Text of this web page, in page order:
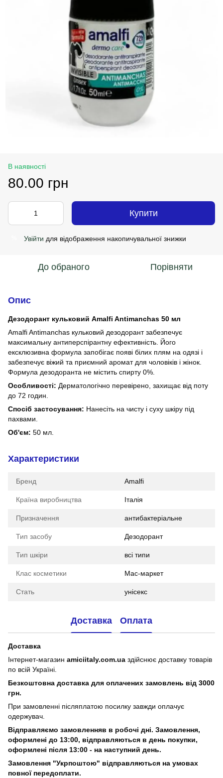
В наявності
80.00 грн
Купити
Увійти для відображення накопичувальної знижки
До обраного Порівняти
Опис
Дезодорант кульковий Amalfi Antimanchas 50 мл
Amalfi Antimanchas кульковий дезодорант забезпечує
максимальну антиперспірантну ефективність. Його
ексклюзивна формула запобігає появі білих плям на одязі і
забезпечує віжий та приємний аромат для чоловіків і жінок.
Формула дезодоранта не містить спирту 0%.
Особливості: Дерматологічно перевірено, захищає від поту
до 72 годин.
Спосіб застосування: Нанесіть на чисту і суху шкіру під
пахвами.
Об'єм: 50 мл.
Характеристики
Бренд Amalfi
Країна виробництва Італія
Призначення антибактеріальне
Тип засобу Дезодорант
Тип шкіри всі типи
Клас косметики Мас-маркет
Стать унісекс
Доставка Оплата
Доставка
Інтернет-магазин amiciitaly.com.ua здійснює доставку товарів
по всій Україні.
Безкоштовна доставка для оплачених замовлень від 3000
грн.
При замовленні післяплатою посилку завжди оплачує
одержувач.
Відправляємо замовленняв в робочі дні. Замовлення,
оформлені до 13:00, відправляються в день покупки,
оформлені після 13:00 - на наступний день.
Замовлення "Укрпоштою" відправляються на умовах
повної передоплати.